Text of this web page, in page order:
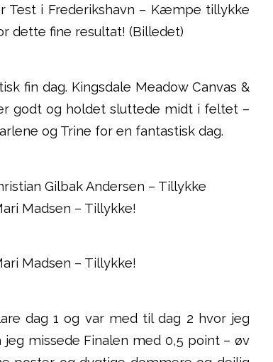
Test i Frederikshavn – Kæmpe tillykke
dette fine resultat! (Billedet)
fin dag. Kingsdale Meadow Canvas &
godt og holdet sluttede midt i feltet –
og Trine for en fantastisk dag.
Gilbak Andersen – Tillykke
Madsen – Tillykke!
Madsen – Tillykke!
dag 1 og var med til dag 2 hvor jeg
missede Finalen med 0,5 point – øv